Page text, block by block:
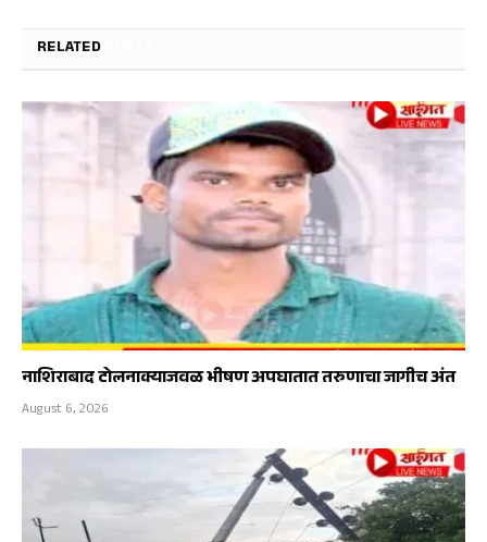
RELATED
नाशिराबाद टोलनाक्याजवळ भीषण अपघातात तरुणाचा जागीच अंत
August 6, 2026